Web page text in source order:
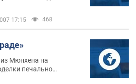
17:15 468
Мюнхена на
печально